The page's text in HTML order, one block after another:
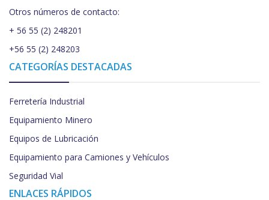
Otros números de contacto:
+ 56 55 (2) 248201
+56 55 (2) 248203
CATEGORÍAS DESTACADAS
Ferretería Industrial
Equipamiento Minero
Equipos de Lubricación
Equipamiento para Camiones y Vehículos
Seguridad Vial
ENLACES RÁPIDOS